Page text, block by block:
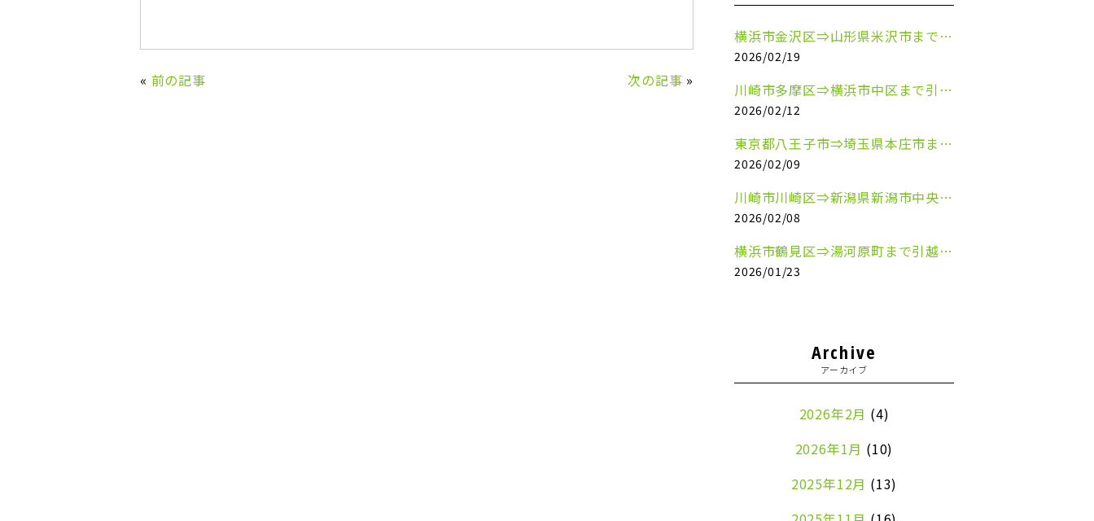
« 前の記事 次の記事 »
横浜市金沢区⇒山形県米沢市まで引越しのお手伝いをさせていただきました
2026/02/19
川崎市多摩区⇒横浜市中区まで引越しのお手伝いをさせていただきました
2026/02/12
東京都八王子市⇒埼玉県本庄市まで清涼飲料水を配送させていただきました
2026/02/09
川崎市川崎区⇒新潟県新潟市中央区まで事務机&事務用品を配送させていただきました
2026/02/08
横浜市鶴見区⇒湯河原町まで引越しのお手伝いをさせていただきました
2026/01/23
Archive
アーカイブ
2026年2月 (4)
2026年1月 (10)
2025年12月 (13)